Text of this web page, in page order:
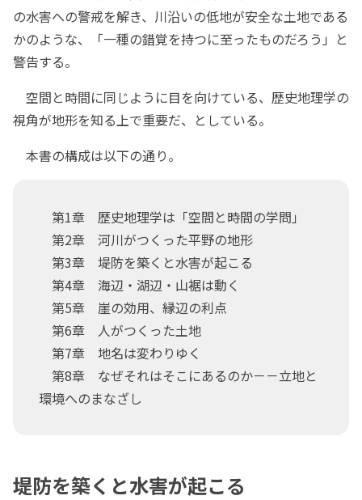
の水害への警戒を解き、川沿いの低地が安全な土地である
かのような、「一種の錯覚を持つに至ったものだろう」と
警告する。
空間と時間に同じように目を向けている、歴史地理学の
視角が地形を知る上で重要だ、としている。
本書の構成は以下の通り。
第1章 歴史地理学は「空間と時間の学問」
第2章 河川がつくった平野の地形
第3章 堤防を築くと水害が起こる
第4章 海辺・湖辺・山裾は動く
第5章 崖の効用、縁辺の利点
第6章 人がつくった土地
第7章 地名は変わりゆく
第8章 なぜそれはそこにあるのか－－立地と
環境へのまなざし
堤防を築くと水害が起こる